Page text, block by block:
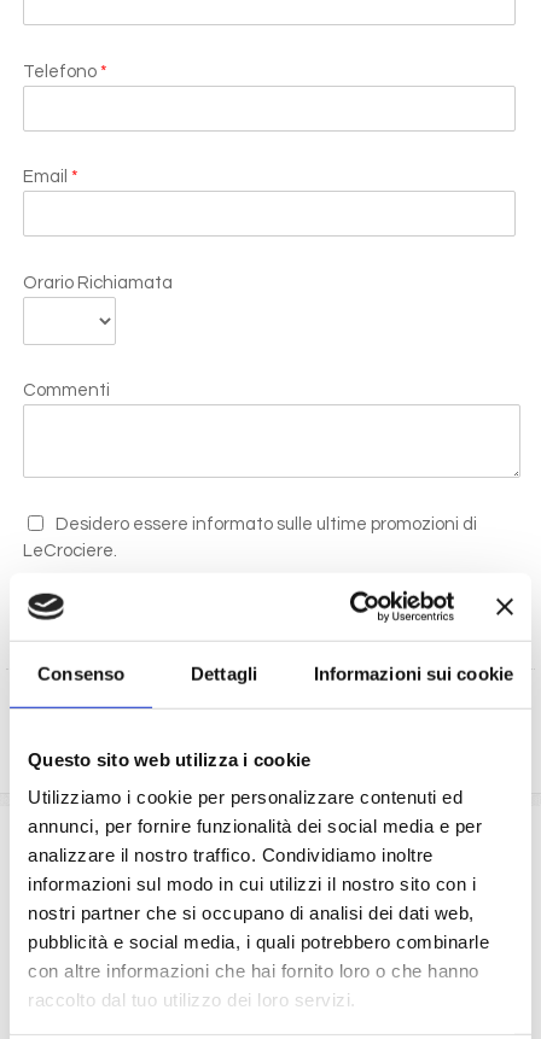
Consenso Dettagli Informazioni sui cookie
Questo sito web utilizza i cookie
Utilizziamo i cookie per personalizzare contenuti ed
annunci, per fornire funzionalità dei social media e per
analizzare il nostro traffico. Condividiamo inoltre
informazioni sul modo in cui utilizzi il nostro sito con i
nostri partner che si occupano di analisi dei dati web,
pubblicità e social media, i quali potrebbero combinarle
con altre informazioni che hai fornito loro o che hanno
raccolto dal tuo utilizzo dei loro servizi.
Telefono *
Email *
Orario Richiamata
Commenti
Desidero essere informato sulle ultime promozioni di
LeCrociere.
Autorizzo al trattamento dei miei dati secondo i termini
di legge
La quota comprende
La sistemazione nella cabina prescelta dotata di ogni
comfort: servizi privati, aria condizionata, telefono, TV
via satellite e cassaforte.
Bevande a dispenser, serata di Gala con menù